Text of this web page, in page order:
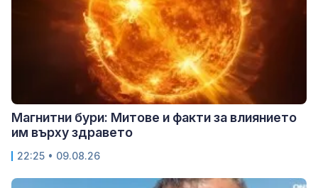
Магнитни бури: Митове и факти за влиянието
им върху здравето
22:25 • 09.08.26